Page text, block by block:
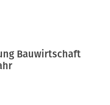
Bauwirtschaft